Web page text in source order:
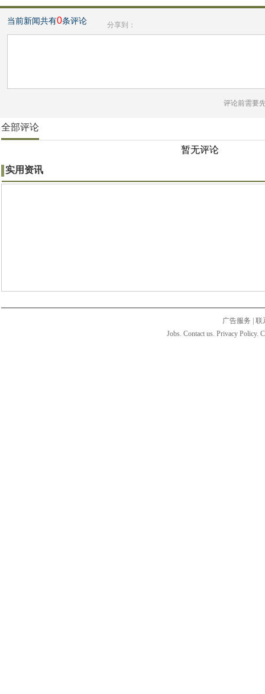
当前新闻共有0条评论 分享到：
评论前需要
全部评论
暂无评论
实用资讯
广告服务
联
Jobs. Contact us. Privacy Policy.